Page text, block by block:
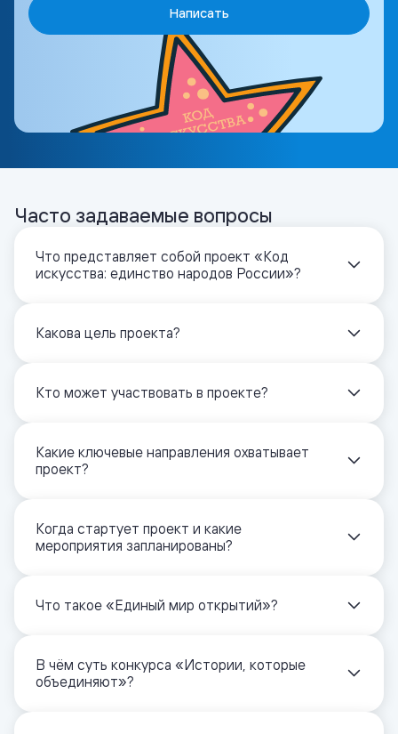
Написать
Часто задаваемые вопросы
Что представляет собой проект «Код
искусства: единство народов России»?
Какова цель проекта?
Кто может участвовать в проекте?
Какие ключевые направления охватывает
проект?
Когда стартует проект и какие
мероприятия запланированы?
Что такое «Единый мир открытий»?
В чём суть конкурса «Истории, которые
объединяют»?